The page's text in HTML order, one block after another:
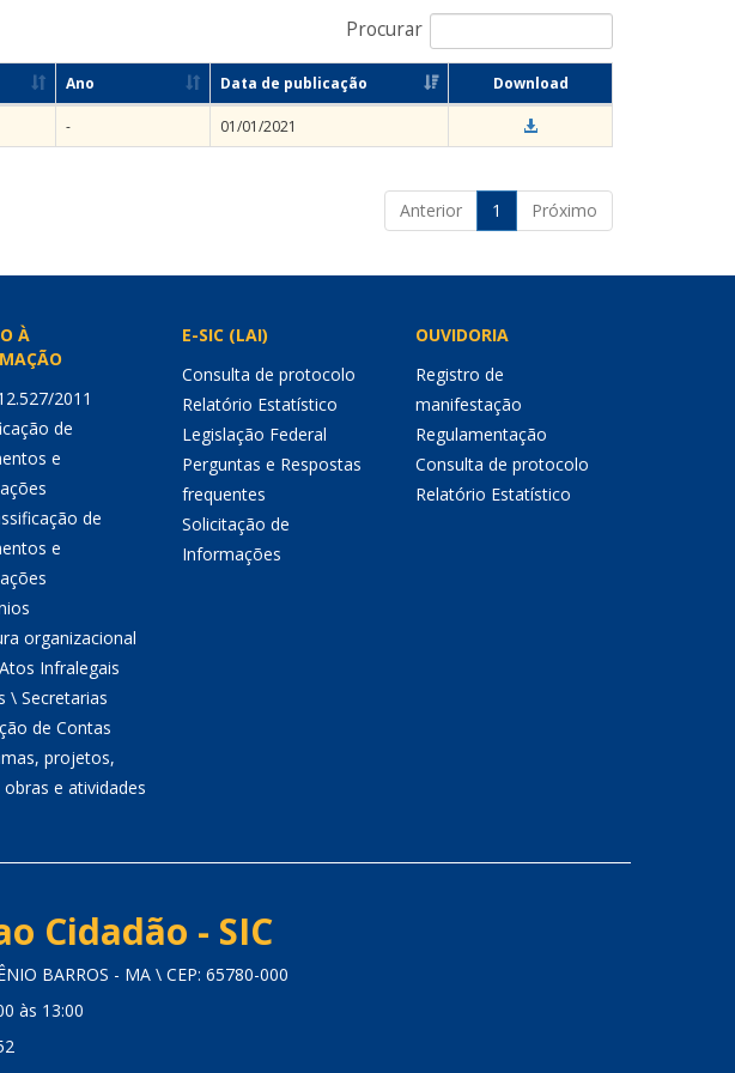
Procurar
Ano Data de publicação Download
- 01/01/2021
Anterior
1 Próximo
À
2011
de
e
de
e
organizacional
Infralegais
\ Secretarias
de Contas
projetos,
e atividades
E-SIC (LAI)
Consulta de protocolo
Relatório Estatístico
Legislação Federal
Perguntas e Respostas
frequentes
Solicitação de
Informações
OUVIDORIA
Registro de
manifestação
Regulamentação
Consulta de protocolo
Relatório Estatístico
Cidadão - SIC
BARROS - MA \ CEP: 65780-000
às 13:00